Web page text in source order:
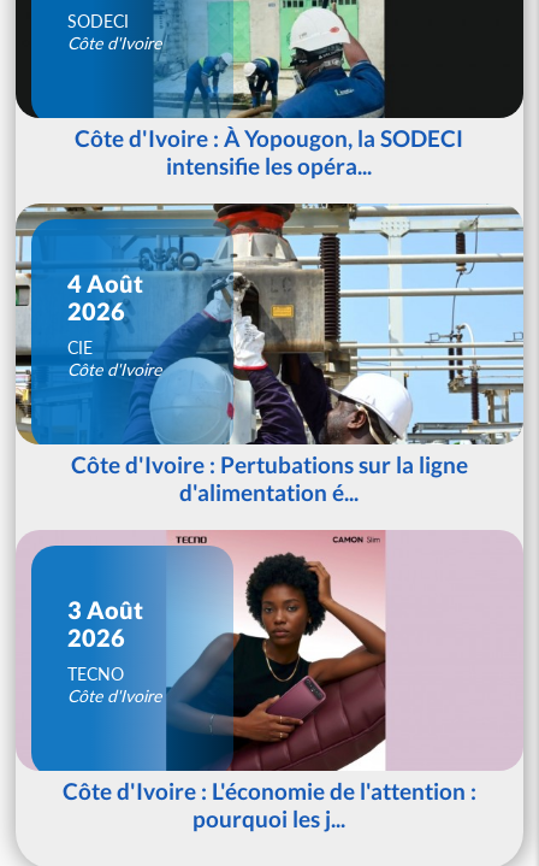
SODECI
Côte d'Ivoire
Côte d'Ivoire : À Yopougon, la SODECI
intensifie les opéra...
4 Août
2026
CIE
Côte d'Ivoire
Côte d'Ivoire : Pertubations sur la ligne
d'alimentation é...
3 Août
2026
TECNO
Côte d'Ivoire
Côte d'Ivoire : L'économie de l'attention :
pourquoi les j...